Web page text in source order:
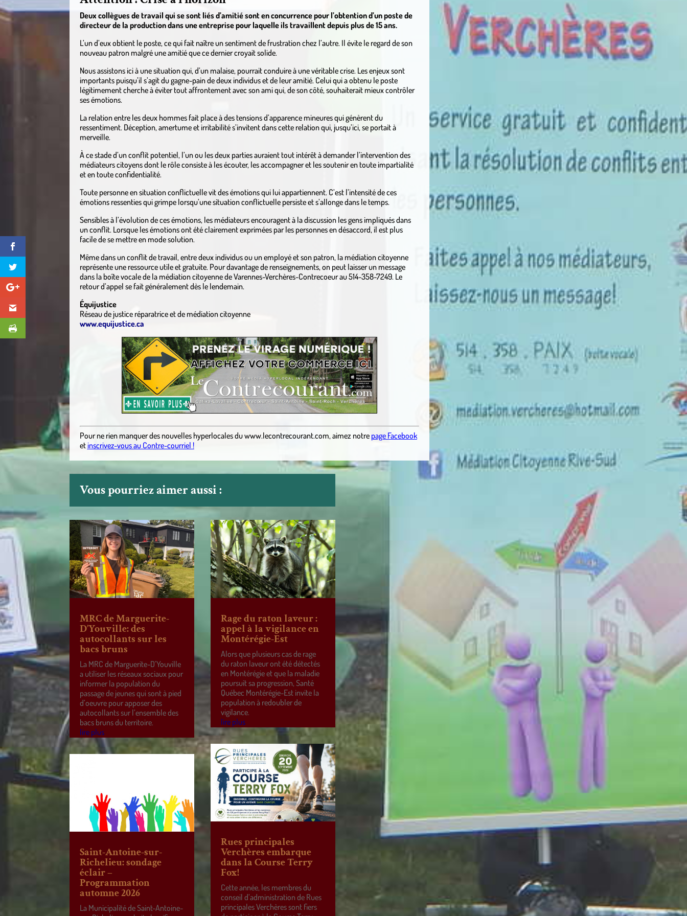
Deux collègues de travail qui se sont liés d’amitié sont en concurrence pour l’obtention d’un poste de
directeur de la production dans une entreprise pour laquelle ils travaillent depuis plus de 15 ans.
L’un d’eux obtient le poste, ce qui fait naître un sentiment de frustration chez l’autre. Il évite le regard de son
nouveau patron malgré une amitié que ce dernier croyait solide.
Nous assistons ici à une situation qui, d’un malaise, pourrait conduire à une véritable crise. Les enjeux sont
importants puisqu’il s’agit du gagne-pain de deux individus et de leur amitié. Celui qui a obtenu le poste
légitimement cherche à éviter tout affrontement avec son ami qui, de son côté, souhaiterait mieux contrôler
ses émotions.
La relation entre les deux hommes fait place à des tensions d’apparence mineures qui génèrent du
ressentiment. Déception, amertume et irritabilité s’invitent dans cette relation qui, jusqu’ici, se portait à
merveille.
À ce stade d’un conflit potentiel, l’un ou les deux parties auraient tout intérêt à demander l’intervention des
médiateurs citoyens dont le rôle consiste à les écouter, les accompagner et les soutenir en toute impartialité
et en toute confidentialité.
Toute personne en situation conflictuelle vit des émotions qui lui appartiennent. C’est l’intensité de ces
émotions ressenties qui grimpe lorsqu’une situation conflictuelle persiste et s’allonge dans le temps.
Sensibles à l’évolution de ces émotions, les médiateurs encouragent à la discussion les gens impliqués dans
un conflit. Lorsque les émotions ont été clairement exprimées par les personnes en désaccord, il est plus
facile de se mettre en mode solution.
Même dans un conflit de travail, entre deux individus ou un employé et son patron, la médiation citoyenne
représente une ressource utile et gratuite. Pour davantage de renseignements, on peut laisser un message
dans la boîte vocale de la médiation citoyenne de Varennes-Verchères-Contrecoeur au 514-358-7249. Le
retour d’appel se fait généralement dès le lendemain.
Équijustice
Réseau de justice réparatrice et de médiation citoyenne
www.equijustice.ca
Pour ne rien manquer des nouvelles hyperlocalesduwww.lecontrecourant.com,aimez notre page Facebook
etinscrivez-vous au Contre-courriel !
Vous pourriez aimer aussi :
MRC de Marguerite-
D’Youville: des
autocollants sur les
bacs bruns
La MRC de Marguerite-D’Youville
a utiliser les réseaux sociaux pour
informer la population du
passage de jeunes qui sont à pied
d’oeuvre pour apposer des
autocollants sur l’ensemble des
bacs bruns du territoire.
lire plus
Saint-Antoine-sur-
Richelieu: sondage
éclair –
Programmation
automne 2026
La Municipalité de Saint-Antoine-
Rage du raton laveur :
appel à la vigilance en
Montérégie-Est
Alors que plusieurs cas de rage
du raton laveur ont été détectés
en Montérégie et que la maladie
poursuit sa progression, Santé
Québec Montérégie-Est invite la
population à redoubler de
vigilance.
lire plus
Rues principales
Verchères embarque
dans la Course Terry
Fox!
Cette année, les membres du
conseil d’administration de Rues
principales Verchères sont fiers